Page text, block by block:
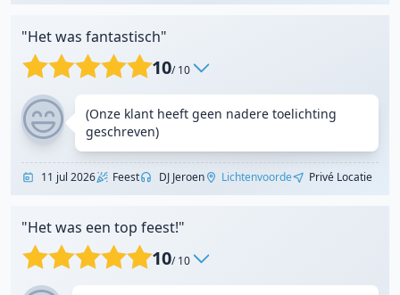
"Het was fantastisch"
10/ 10
(Onze klant heeft geen nadere toelichting
geschreven)
11 jul 2026 Feest DJ Jeroen Lichtenvoorde Privé Locatie
"Het was een top feest!"
10/ 10